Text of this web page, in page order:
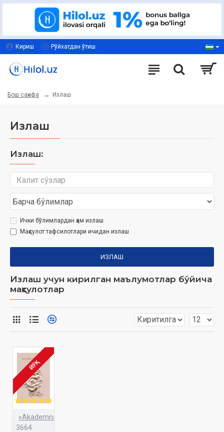
Кириш Рўйхатдан ўтиш
Бош саҳифа Излаш
Излаш
Излаш:
Ички бўлимлардан ҳам излаш
Маҳсулот тафсилотлари ичидан излаш
ИЗЛАШ
Излаш учун кирилган маълумотлар бўйича
маҳсулотлар
ЙЎҚ
«Akademnashr»
3664